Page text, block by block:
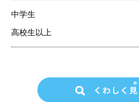
中学生
高校生以上